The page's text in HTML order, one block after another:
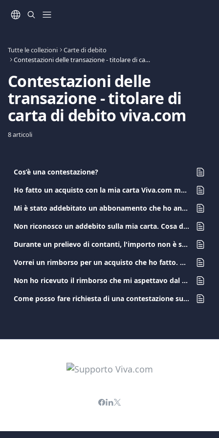
Tutte le collezioni
Carte di debito
Contestazioni delle transazione - titolare di carta di debito viva.com
Contestazioni delle
transazione - titolare di
carta di debito viva.com
8 articoli
Cos’è una contestazione?
Ho fatto un acquisto con la mia carta Viva.com ma non ho ricevuto il prodotto/servizio. Cosa devo fare?
Mi è stato addebitato un abbonamento che ho annullato. Cosa dovrei fare?
Non riconosco un addebito sulla mia carta. Cosa devo fare?
Durante un prelievo di contanti, l'importo non è stato erogato. Cosa devo fare?
Vorrei un rimborso per un acquisto che ho fatto. Cosa devo fare?
Non ho ricevuto il rimborso che mi aspettavo dal commerciante. Cosa devo fare?
Come posso fare richiesta di una contestazione su una transazione?